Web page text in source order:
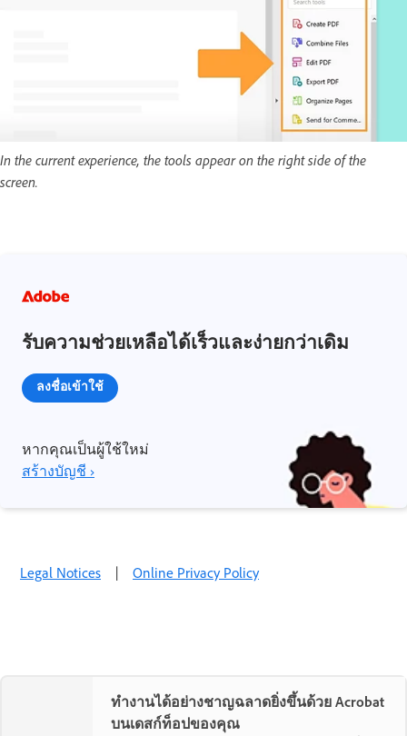
In the current experience, the tools appear on the right side of the
screen.
รับความช่วยเหลือได้เร็วและง่ายกว่าเดิม
ลงชื่อเข้าใช้
หากคุณเป็นผู้ใช้ใหม่
สร้างบัญชี ›
Legal Notices | Online Privacy Policy
ทำงานได้อย่างชาญฉลาดยิ่งขึ้นด้วย Acrobat
บนเดสก์ท็อปของคุณ